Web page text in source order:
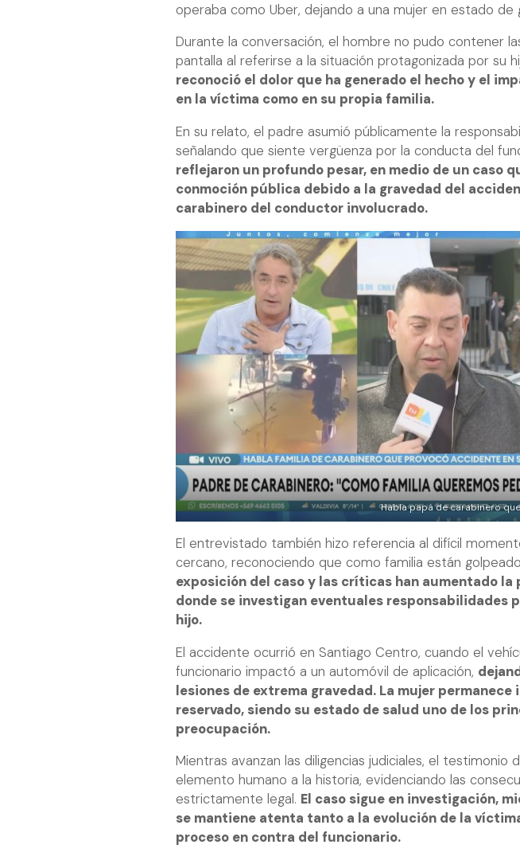
operaba como Uber, dejando a una mujer en estado de
Durante la conversación, el hombre no pudo contener
pantalla al referirse a la situación protagonizada por su
reconoció el dolor que ha generado el hecho y el
en la víctima como en su propia familia.
En su relato, el padre asumió públicamente la
señalando que siente vergüenza por la conducta del
reflejaron un profundo pesar, en medio de un caso
conmoción pública debido a la gravedad del
carabinero del conductor involucrado.
Habla papá de carabinero
El entrevistado también hizo referencia al difícil
cercano, reconociendo que como familia están
exposición del caso y las críticas han aumentado la
donde se investigan eventuales responsabilidades
hijo.
El accidente ocurrió en Santiago Centro, cuando el
funcionario impactó a un automóvil de aplicación,
lesiones de extrema gravedad. La mujer
reservado, siendo su estado de salud uno de los
preocupación.
Mientras avanzan las diligencias judiciales, el testimonio
elemento humano a la historia, evidenciando las
estrictamente legal. El caso sigue en investigación,
se mantiene atenta tanto a la evolución de la
proceso en contra del funcionario.